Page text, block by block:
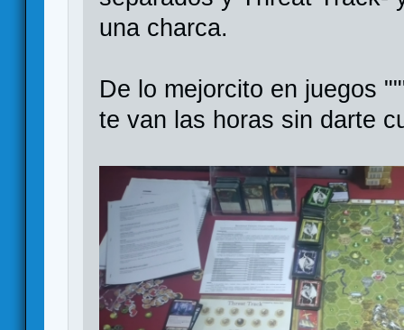
una charca.
De lo mejorcito en juegos
te van las horas sin darte